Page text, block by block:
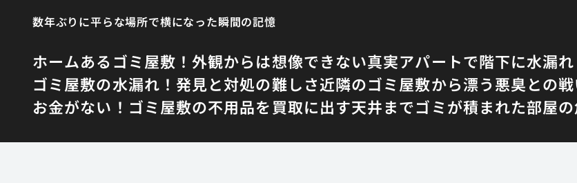
数年ぶりに平らな場所で横になった瞬間の記憶
ホームあるゴミ屋敷！外観からは想像できない真実アパートで階下に水漏
ゴミ屋敷の水漏れ！発見と対処の難しさ近隣のゴミ屋敷から漂う悪臭との
お金がない！ゴミ屋敷の不用品を買取に出す天井までゴミが積まれた部屋